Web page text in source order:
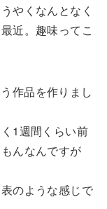
やくなんとなく
近。趣味ってこ
作品を作りまし
1週間くらい前
んなんですが
のような感じで